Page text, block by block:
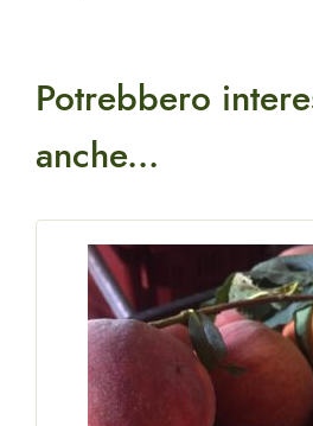
Potrebbero
anche...